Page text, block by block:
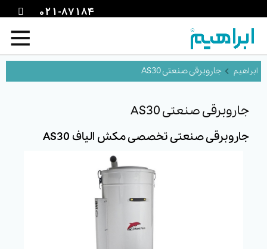
021-87184
جاروبرقی صنعتی AS30
جاروبرقی صنعتی AS30
جاروبرقی صنعتی تخصصی مکش الیاف AS30